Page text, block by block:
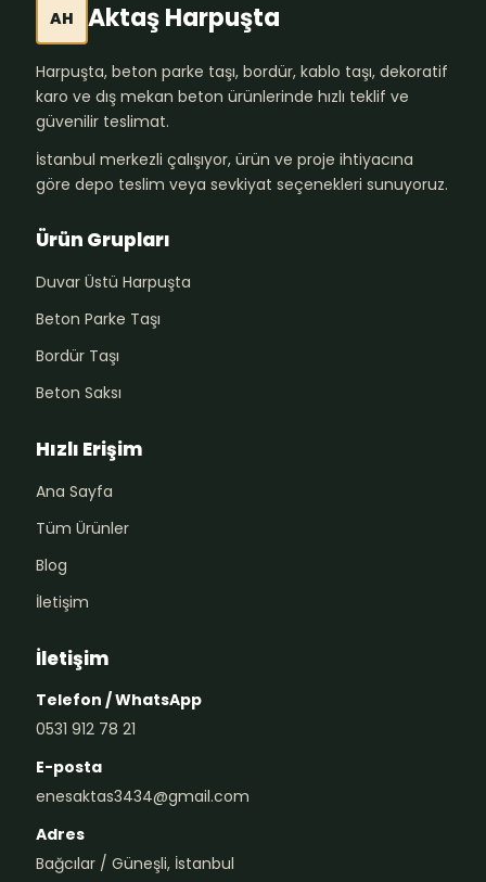
AH Aktaş Harpuşta
Harpuşta, beton parke taşı, bordür, kablo taşı, dekoratif
karo ve dış mekan beton ürünlerinde hızlı teklif ve
güvenilir teslimat.
İstanbul merkezli çalışıyor, ürün ve proje ihtiyacına
göre depo teslim veya sevkiyat seçenekleri sunuyoruz.
Ürün Grupları
Duvar Üstü Harpuşta
Beton Parke Taşı
Bordür Taşı
Beton Saksı
Hızlı Erişim
Ana Sayfa
Tüm Ürünler
Blog
İletişim
İletişim
Telefon / WhatsApp
0531 912 78 21
E-posta
enesaktas3434@gmail.com
Adres
Bağcılar / Güneşli, İstanbul